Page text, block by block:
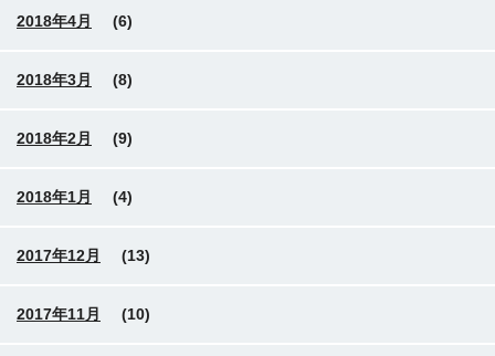
2018年4月 (6)
2018年3月 (8)
2018年2月 (9)
2018年1月 (4)
2017年12月 (13)
2017年11月 (10)